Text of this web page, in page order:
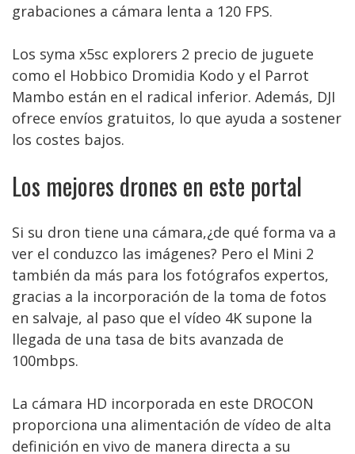
grabaciones a cámara lenta a 120 FPS.
Los syma x5sc explorers 2 precio de juguete
como el Hobbico Dromidia Kodo y el Parrot
Mambo están en el radical inferior. Además, DJI
ofrece envíos gratuitos, lo que ayuda a sostener
los costes bajos.
Los mejores drones en este portal
Si su dron tiene una cámara,¿de qué forma va a
ver el conduzco las imágenes? Pero el Mini 2
también da más para los fotógrafos expertos,
gracias a la incorporación de la toma de fotos
en salvaje, al paso que el vídeo 4K supone la
llegada de una tasa de bits avanzada de
100mbps.
La cámara HD incorporada en este DROCON
proporciona una alimentación de vídeo de alta
definición en vivo de manera directa a su